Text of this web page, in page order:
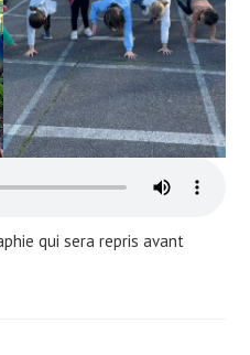
qui sera repris avant